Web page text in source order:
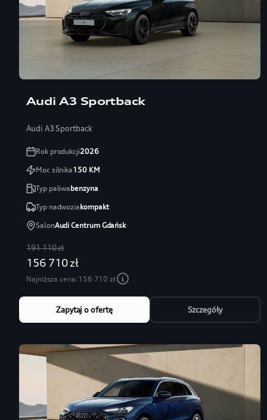
Audi A3 Sportback
Audi A3 Sportback
Rok produkcji2026
Moc silnika150KM
Typ paliwabenzyna
Typ nadwoziakompakt
SalonAudi Centrum Gdańsk
191 110 zł
156 710 zł
Najniższa cena:156 710 zł
Zapytaj o ofertę Szczegóły